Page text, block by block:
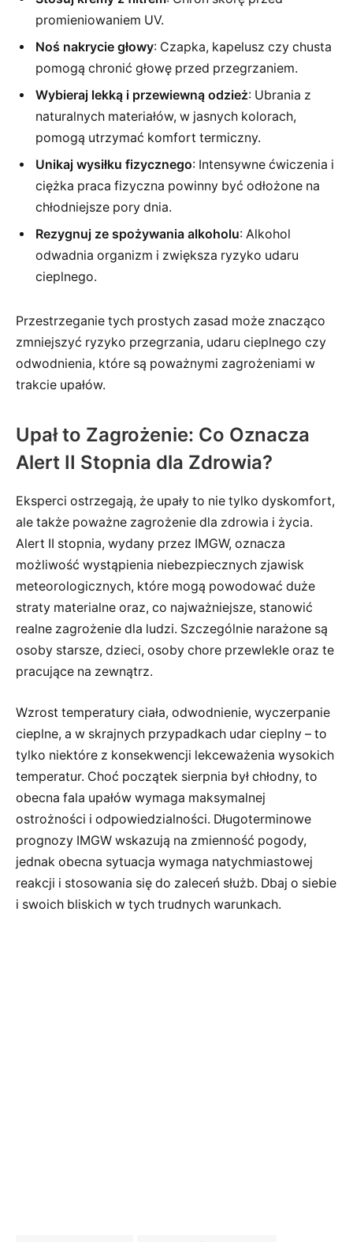
promieniowaniem UV.
Noś nakrycie głowy: Czapka, kapelusz czy chusta
pomogą chronić głowę przed przegrzaniem.
Wybieraj lekką i przewiewną odzież: Ubrania z
naturalnych materiałów, w jasnych kolorach,
pomogą utrzymać komfort termiczny.
Unikaj wysiłku fizycznego: Intensywne ćwiczenia i
ciężka praca fizyczna powinny być odłożone na
chłodniejsze pory dnia.
Rezygnuj ze spożywania alkoholu: Alkohol
odwadnia organizm i zwiększa ryzyko udaru
cieplnego.
Przestrzeganie tych prostych zasad może znacząco
zmniejszyć ryzyko przegrzania, udaru cieplnego czy
odwodnienia, które są poważnymi zagrożeniami w
trakcie upałów.
Upał to Zagrożenie: Co Oznacza
Alert II Stopnia dla Zdrowia?
Eksperci ostrzegają, że upały to nie tylko dyskomfort,
ale także poważne zagrożenie dla zdrowia i życia.
Alert II stopnia, wydany przez IMGW, oznacza
możliwość wystąpienia niebezpiecznych zjawisk
meteorologicznych, które mogą powodować duże
straty materialne oraz, co najważniejsze, stanowić
realne zagrożenie dla ludzi. Szczególnie narażone są
osoby starsze, dzieci, osoby chore przewlekle oraz te
pracujące na zewnątrz.
Wzrost temperatury ciała, odwodnienie, wyczerpanie
cieplne, a w skrajnych przypadkach udar cieplny – to
tylko niektóre z konsekwencji lekceważenia wysokich
temperatur. Choć początek sierpnia był chłodny, to
obecna fala upałów wymaga maksymalnej
ostrożności i odpowiedzialności. Długoterminowe
prognozy IMGW wskazują na zmienność pogody,
jednak obecna sytuacja wymaga natychmiastowej
reakcji i stosowania się do zaleceń służb. Dbaj o siebie
i swoich bliskich w tych trudnych warunkach.